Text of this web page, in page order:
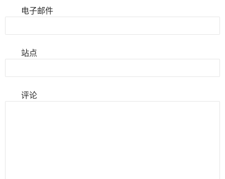
电子邮件
站点
评论